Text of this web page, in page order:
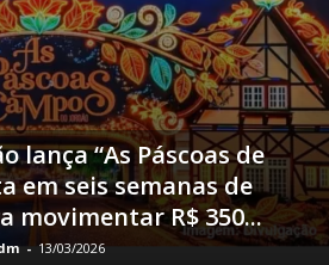
lança “As Páscoas de
em seis semanas de
movimentar R$ 350...
- 13/03/2026